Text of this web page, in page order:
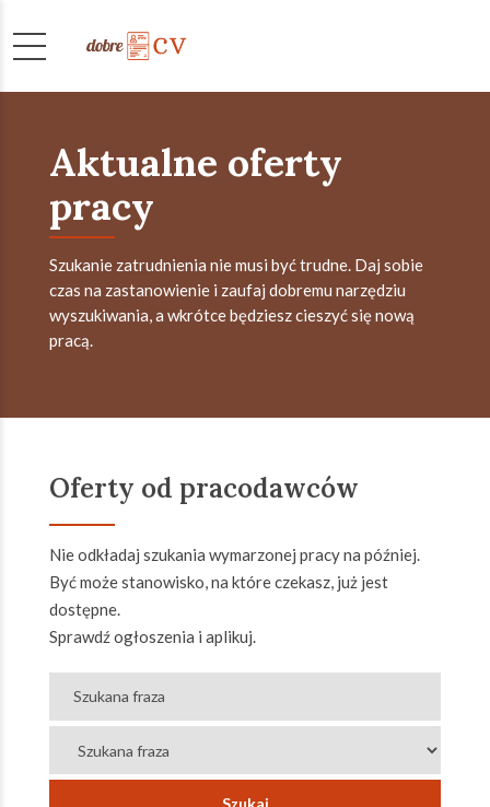
Aktualne oferty
pracy
Szukanie zatrudnienia nie musi być trudne. Daj sobie
czas na zastanowienie i zaufaj dobremu narzędziu
wyszukiwania, a wkrótce będziesz cieszyć się nową
pracą.
Oferty od pracodawców
Nie odkładaj szukania wymarzonej pracy na później.
Być może stanowisko, na które czekasz, już jest
dostępne.
Sprawdź ogłoszenia i aplikuj.